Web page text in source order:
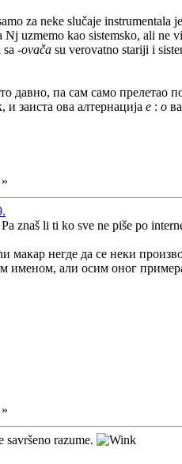
za neke slučaje
Nj uzmemo kao sistemsko, ali
-ovača su verovatno stariji i
давно, па сам само
заиста ова алтернација е : о
znaš li ti ko sve ne piše po
макар негде да се неки
именом, али осим оног
savršeno razume.